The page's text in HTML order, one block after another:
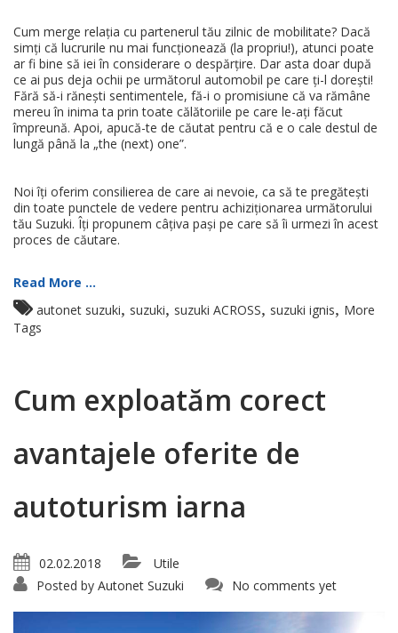
Cum merge relația cu partenerul tău zilnic de mobilitate? Dacă
simți că lucrurile nu mai funcționează (la propriu!), atunci poate
ar fi bine să iei în considerare o despărțire. Dar asta doar după
ce ai pus deja ochii pe următorul automobil pe care ți-l dorești!
Fără să-i rănești sentimentele, fă-i o promisiune că va rămâne
mereu în inima ta prin toate călătoriile pe care le-ați făcut
împreună. Apoi, apucă-te de căutat pentru că e o cale destul de
lungă până la „the (next) one”.
Noi îți oferim consilierea de care ai nevoie, ca să te pregătești
din toate punctele de vedere pentru achiziționarea următorului
tău Suzuki. Îți propunem câțiva pași pe care să îi urmezi în acest
proces de căutare.
Read More ...
autonet suzuki
suzuki suzuki ACROSS suzuki ignis
More
Tags
Cum exploatăm corect
avantajele oferite de
autoturism iarna
02.02.2018
Utile
Posted by Autonet Suzuki No comments yet